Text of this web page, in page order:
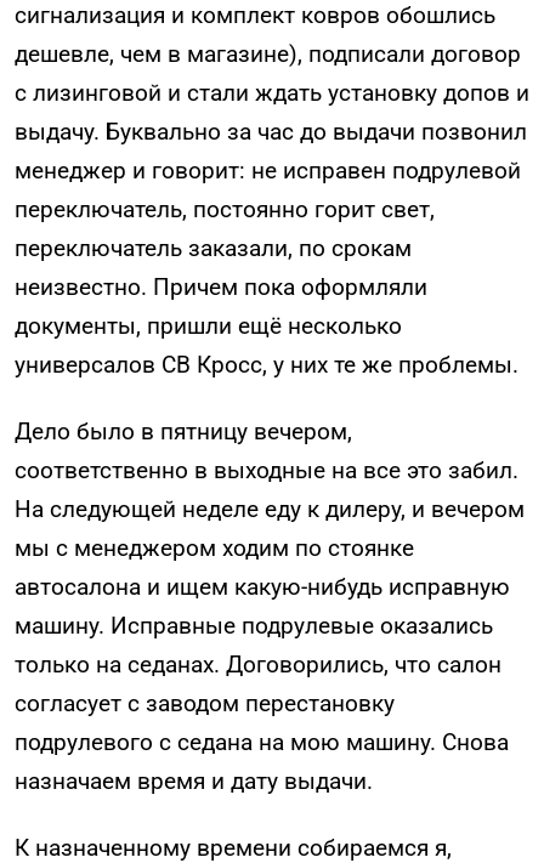
сигнализация и комплект ковров обошлись
дешевле, чем в магазине), подписали договор
с лизинговой и стали ждать установку допов и
выдачу. Буквально за час до выдачи позвонил
менеджер и говорит: не исправен подрулевой
переключатель, постоянно горит свет,
переключатель заказали, по срокам
неизвестно. Причем пока оформляли
документы, пришли ещё несколько
универсалов СВ Кросс, у них те же проблемы.
Дело было в пятницу вечером,
соответственно в выходные на все это забил.
На следующей неделе еду к дилеру, и вечером
мы с менеджером ходим по стоянке
автосалона и ищем какую-нибудь исправную
машину. Исправные подрулевые оказались
только на седанах. Договорились, что салон
согласует с заводом перестановку
подрулевого с седана на мою машину. Снова
назначаем время и дату выдачи.
К назначенному времени собираемся я,